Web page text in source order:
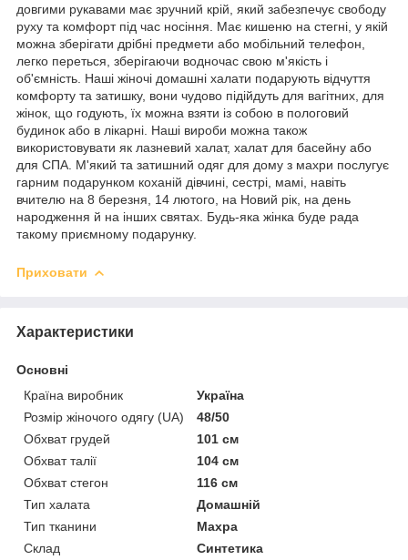
довгими рукавами має зручний крій, який забезпечує свободу
руху та комфорт під час носіння. Має кишеню на стегні, у якій
можна зберігати дрібні предмети або мобільний телефон,
легко переться, зберігаючи водночас свою м'якість і
об'ємність. Наші жіночі домашні халати подарують відчуття
комфорту та затишку, вони чудово підійдуть для вагітних, для
жінок, що годують, їх можна взяти із собою в пологовий
будинок або в лікарні. Наші вироби можна також
використовувати як лазневий халат, халат для басейну або
для СПА. М'який та затишний одяг для дому з махри послугує
гарним подарунком коханій дівчині, сестрі, мамі, навіть
вчителю на 8 березня, 14 лютого, на Новий рік, на день
народження й на інших святах. Будь-яка жінка буде рада
такому приємному подарунку.
Приховати
Характеристики
Основні
Країна виробник
Україна
Розмір жіночого одягу (UA)
48/50
Обхват грудей
101 см
Обхват талії
104 см
Обхват стегон
116 см
Тип халата
Домашній
Тип тканини
Махра
Склад
Синтетика